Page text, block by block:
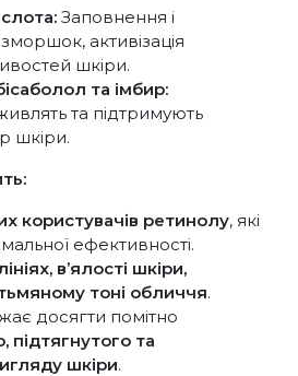
Заповнення і
активізація
шкіри.
та імбир:
та підтримують
шкіри.
користувачів ретинолу, які
ефективності.
в’ялості шкіри,
тьмяному тоні обличчя.
досягти помітно
та
шкіри.